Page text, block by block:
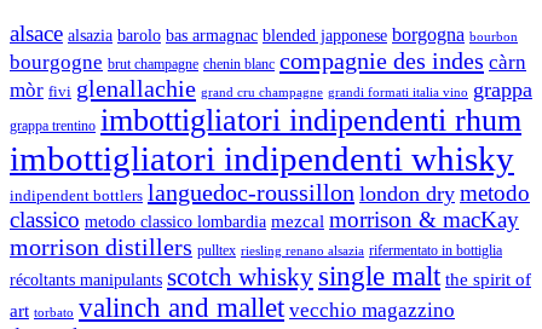
alsace alsazia barolo bas armagnac blended japponese borgogna bourbon
bourgogne brut champagne chenin blanc compagnie des indes càrn
mòr fivi glenallachie grand cru champagne grandi formati italia vino grappa
grappa trentino imbottigliatori indipendenti rhum
imbottigliatori indipendenti whisky
indipendent bottlers languedoc-roussillon london dry metodo
classico metodo classico lombardia mezcal morrison & macKay
morrison distillers pulltex riesling renano alsazia rifermentato in bottiglia
récoltants manipulants scotch whisky single malt the spirit of
art torbato valinch and mallet vecchio magazzino